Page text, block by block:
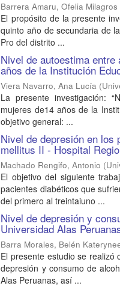
Barrera Amaru, Ofelia Milagros
El propósito de la presente
quinto año de secundaria de
Pro del distrito ...
Nivel de autoestima
años de la Institución
Viera Navarro, Ana Lucía (
La presente investigación:
mujeres de14 años de la
objetivo general: ...
Nivel de depresión en los
mellitus II - Hospital
Machado Rengifo, Antonio (
El objetivo del siguiente
pacientes diabéticos que
del primero al treintaiuno ...
Nivel de depresión y
Universidad Alas
Barra Morales, Belén
El presente estudio se realizó
depresión y consumo de
Alas Peruanas, así ...